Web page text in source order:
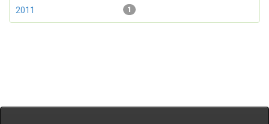
1
2011